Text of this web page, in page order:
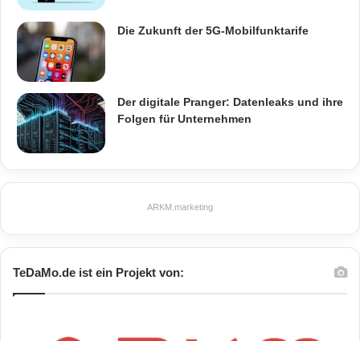
Die Zukunft der 5G-Mobilfunktarife
Der digitale Pranger: Datenleaks und ihre
Folgen für Unternehmen
ARKM.marketing
TeDaMo.de ist ein Projekt von: